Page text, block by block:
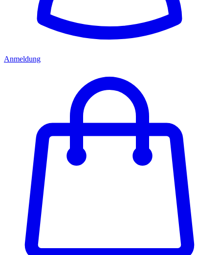
Anmeldung